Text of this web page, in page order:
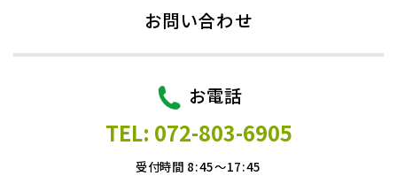
お問い合わせ
お電話
TEL: 072-803-6905
受付時間 8:45～17:45